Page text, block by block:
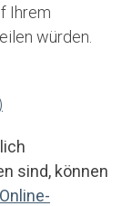
Ihrem
würden.
sind, können
Online-